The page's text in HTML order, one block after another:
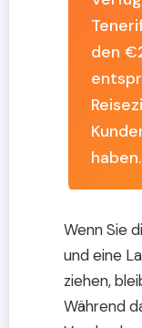
den
haben.
Wenn Sie
und eine
ziehen,
Während